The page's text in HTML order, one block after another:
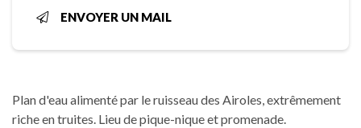
ENVOYER UN MAIL
Plan d'eau alimenté par le ruisseau des Airoles, extrêmement
riche en truites. Lieu de pique-nique et promenade.